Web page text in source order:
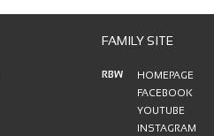
FAMILY SITE
RBW
HOMEPAGE
FACEBOOK
YOUTUBE
INSTAGRAM